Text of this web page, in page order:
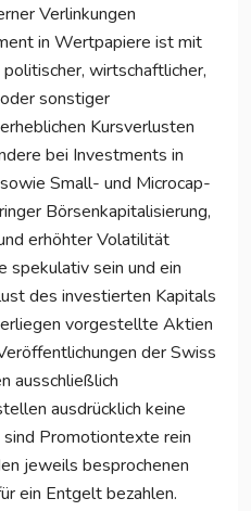
Verlinkungen
in Wertpapiere ist mit
wirtschaftlicher,
sonstiger
Kursverlusten
bei Investments in
Small- und Microcap-
Börsenkapitalisierung,
erhöhter Volatilität
spekulativ sein und ein
des investierten Kapitals
vorgestellte Aktien
der Swiss
ausschließlich
ausdrücklich keine
sind Promotiontexte rein
jeweils besprochenen
ein Entgelt bezahlen.